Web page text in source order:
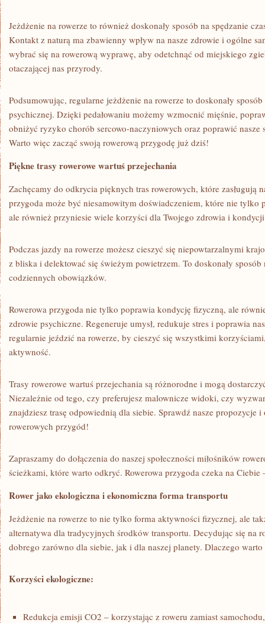
Jeżdżenie na rowerze to ⁤również doskonały sposób na spędzanie
Kontakt ​z naturą ma ⁢zbawienny wpływ na nasze zdrowie i ogólne
wybrać się na rowerową wyprawę, aby odetchnąć od miejskiego
otaczającej nas przyrody.
Podsumowując, regularne jeżdżenie na rowerze to doskonały
psychicznej. ​Dzięki pedałowaniu możemy‌ wzmocnić‍ mięśnie,
obniżyć ryzyko chorób sercowo-naczyniowych oraz poprawić⁣ nasze
Warto więc‍ zacząć swoją rowerową przygodę już dziś!
Piękne trasy rowerowe wartuś przejechania
Zachęcamy do ⁢odkrycia pięknych tras rowerowych, które zasługują
przygoda może być niesamowitym doświadczeniem, które nie tylko
ale również przyniesie wiele korzyści dla Twojego zdrowia‍ i
Podczas jazdy na rowerze możesz cieszyć się niepowtarzalnymi
z bliska i delektować się ⁤świeżym powietrzem.‌ To doskonały
codziennych obowiązków.
Rowerowa przygoda nie tylko poprawia kondycję fizyczną, ale
zdrowie⁢ psychiczne. Regeneruje umysł, redukuje stres i ​poprawia
regularnie jeździć na rowerze, by cieszyć się ⁤wszystkimi
aktywność.
Trasy rowerowe wartuś przejechania ⁢są różnorodne i mogą
Niezależnie od⁤ tego, czy preferujesz malownicze⁢ widoki, czy
znajdziesz trasę odpowiednią⁤ dla siebie. Sprawdź nasze propozycje
rowerowych przygód!
Zapraszamy ​do dołączenia do naszej społeczności‍ miłośników
ścieżkami, które⁣ warto odkryć. Rowerowa przygoda czeka na Ciebie
Rower jako ekologiczna i ekonomiczna forma transportu
Jeżdżenie na rowerze to ‌nie tylko forma‍ aktywności fizycznej,⁣ ale
alternatywa ⁣dla tradycyjnych⁣ środków transportu. Decydując się na
dobrego zarówno dla siebie, jak i dla ⁢naszej planety. Dlaczego
Korzyści ekologiczne:
Redukcja emisji ⁢CO2 – korzystając z ⁣roweru zamiast